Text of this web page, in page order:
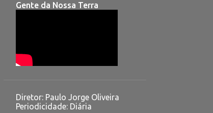
Gente da Nossa Terra
Diretor: Paulo Jorge Oliveira
Periodicidade: Diária